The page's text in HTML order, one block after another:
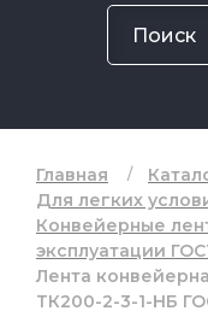
Главная
Для легких
Конвейерные
эксплуатации
Лента
ТК200-2-3-1-НБ